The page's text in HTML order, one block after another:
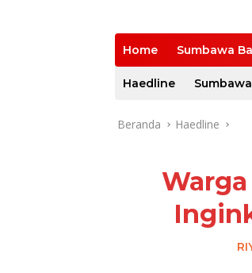
Home Sumbawa
Haedline
Beranda Haedline